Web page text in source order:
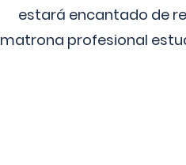
estará encantado de
matrona profesional